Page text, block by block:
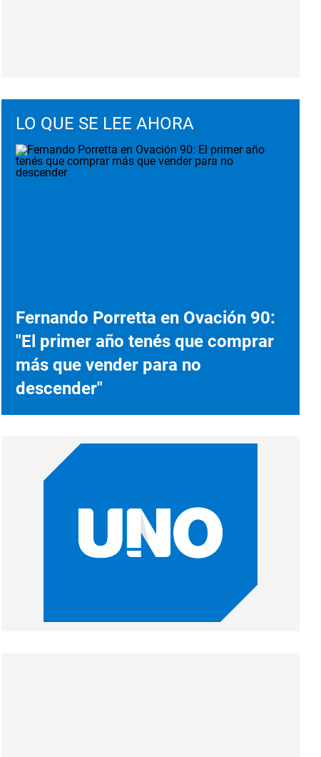
LO QUE SE LEE AHORA
Fernando Porretta en Ovación 90:
"El primer año tenés que comprar
más que vender para no
descender"